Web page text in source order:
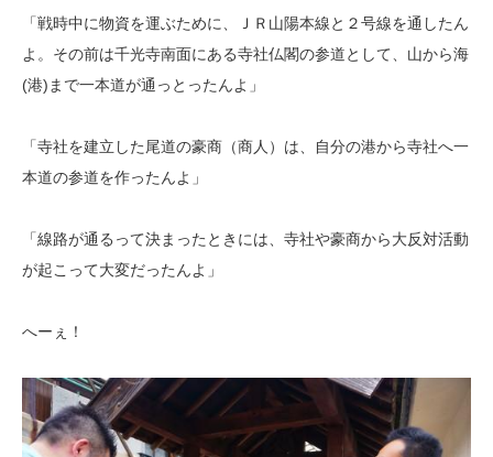
「戦時中に物資を運ぶために、ＪＲ山陽本線と２号線を通したん
よ。その前は千光寺南面にある寺社仏閣の参道として、山から海
(港)まで一本道が通っとったんよ」
「寺社を建立した尾道の豪商（商人）は、自分の港から寺社へ一
本道の参道を作ったんよ」
「線路が通るって決まったときには、寺社や豪商から大反対活動
が起こって大変だったんよ」
へーぇ！